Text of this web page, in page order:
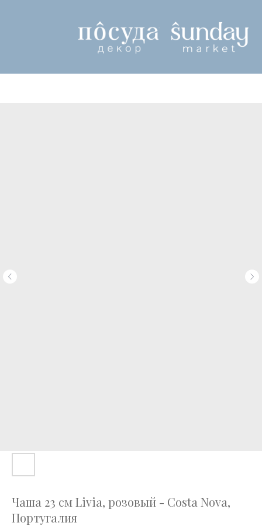
Чаша 23 см Livia, розовый - Costa Nova,
Португалия